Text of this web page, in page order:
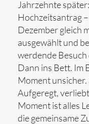
Jahrzehnte
Hochzeitsantrag
Dezember gleich
ausgewählt und
werdende
Dann ins Bett. Im
Moment unsicher.
Aufgeregt,
Moment ist alles
die gemeinsame